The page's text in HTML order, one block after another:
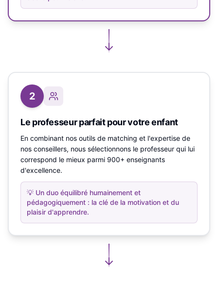
2
Le professeur parfait pour votre enfant
En combinant nos outils de matching et l'expertise de
nos conseillers, nous sélectionnons le professeur qui lui
correspond le mieux parmi 900+ enseignants
d'excellence.
💡 Un duo équilibré humainement et
pédagogiquement : la clé de la motivation et du
plaisir d'apprendre.